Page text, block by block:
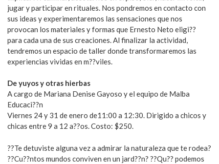
jugar y participar en rituales. Nos pondremos en contacto con
sus ideas y experimentaremos las sensaciones que nos
provocan los materiales y formas que Ernesto Neto eligi??
para cada una de sus creaciones. Al finalizar la actividad,
tendremos un espacio de taller donde transformaremos las
experiencias vividas en m??viles.
De yuyos y otras hierbas
A cargo de Mariana Denise Gayoso y el equipo de Malba
Educaci??n
Viernes 24 y 31 de enero de11:00 a 12:30. Dirigido a chicos y
chicas entre 9 a 12 a??os. Costo: $250.
??Te detuviste alguna vez a admirar la naturaleza que te rodea?
??Cu??ntos mundos conviven en un jard??n? ??Qu?? podemos